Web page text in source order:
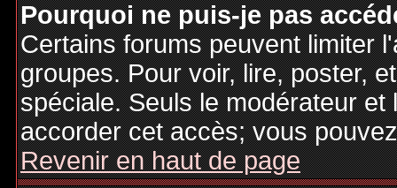
Pourquoi ne puis-je pas
Certains forums peuvent limiter
groupes. Pour voir, lire, poster,
spéciale. Seuls le modérateur
accorder cet accès; vous
Revenir en haut de page